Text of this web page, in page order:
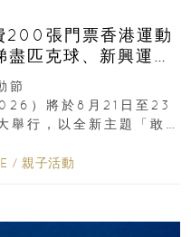
張門票香港運動
匹克球、新興運
牌展覽
節
）將於8月21日至23
舉行，以全新主題「敢
/ 親子活動